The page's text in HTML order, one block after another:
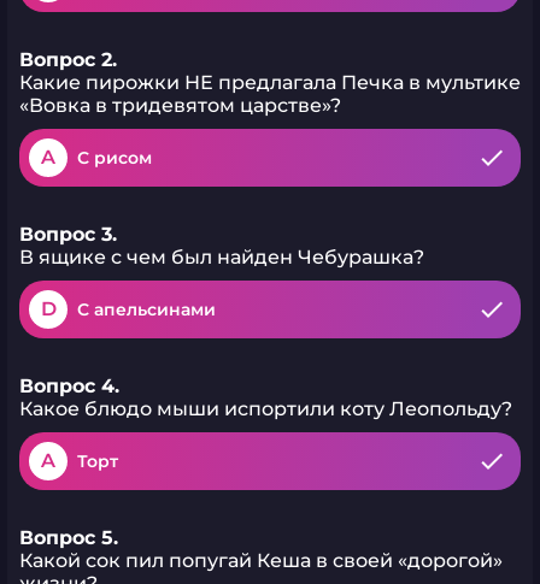
Вопрос 2.
Какие пирожки НЕ предлагала Печка в мультике
«Вовка в тридевятом царстве»?
A С рисом
Вопрос 3.
В ящике с чем был найден Чебурашка?
D С апельсинами
Вопрос 4.
Какое блюдо мыши испортили коту Леопольду?
A Торт
Вопрос 5.
Какой сок пил попугай Кеша в своей «дорогой»